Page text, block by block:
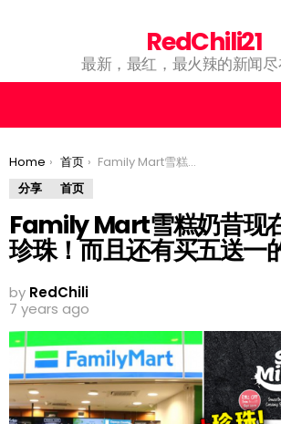
RedChili21
最新，最红，最火辣的新闻
You are here:
Home 首页
Family Mart雪糕奶昔现在免费添加珍珠！而且还有买五送一的优惠！
分享
首页
Family Mart雪糕奶昔现
珍珠！而且还有买五送一
by RedChili
7 years ago